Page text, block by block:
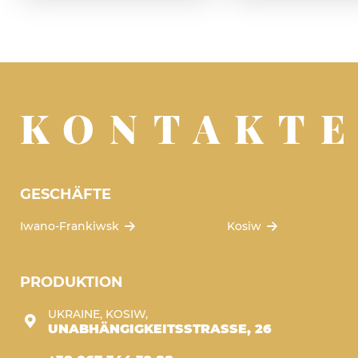
GESCHÄFTE
Iwano-Frankiwsk Kosiw
PRODUKTION
UKRAINE, KOSIW,
UNABHÄNGIGKEITSSTRASSE, 26